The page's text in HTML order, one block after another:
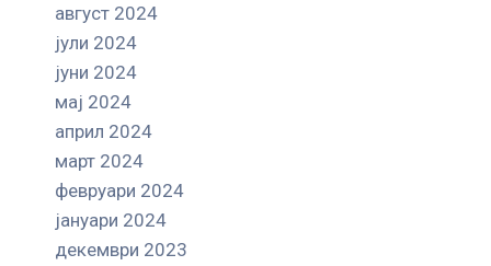
август 2024
јули 2024
јуни 2024
мај 2024
април 2024
март 2024
февруари 2024
јануари 2024
декември 2023